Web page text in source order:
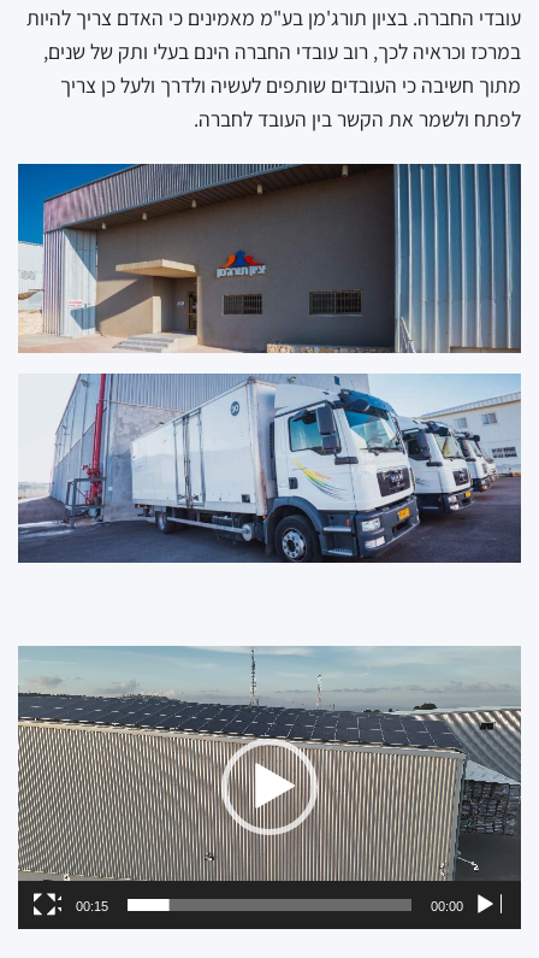
עובדי החברה. בציון תורג'מן בע"מ מאמינים כי האדם צריך להיות
במרכז וכראיה לכך, רוב עובדי החברה הינם בעלי ותק של שנים,
מתוך חשיבה כי העובדים שותפים לעשיה ולדרך ולעל כן צריך
לפתח ולשמר את הקשר בין העובד לחברה.
וידאו
00:00
00:15